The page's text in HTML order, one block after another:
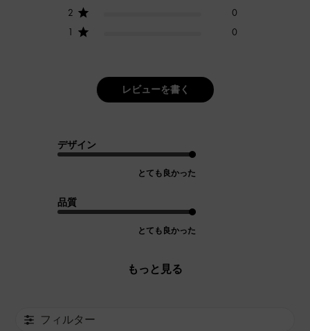
2
0
1
0
レビューを書く
デザイン
とても良かった
品質
とても良かった
もっと見る
フィルター